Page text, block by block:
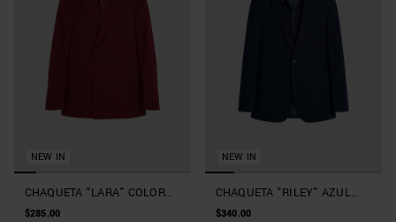
NEW IN
CHAQUETA "LARA" COLOR
VINO RELAXED FIT CRUZADO
$285.00
NEW IN
CHAQUETA "RILEY" AZUL
MARINO REGULAR FIT EN
$340.00